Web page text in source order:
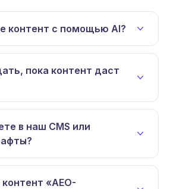
контент с помощью AI?
пока контент даст
в наш CMS или
«AEO-